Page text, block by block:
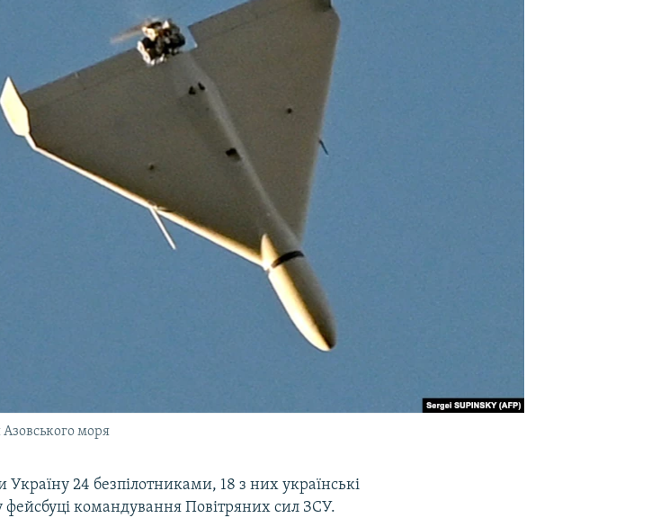
Азовського моря
Україну 24 безпілотниками, 18 з них українські
фейсбуці командування Повітряних сил ЗСУ.